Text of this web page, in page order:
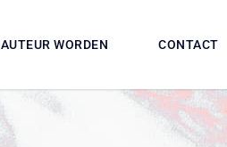
AUTEUR WORDEN CONTACT